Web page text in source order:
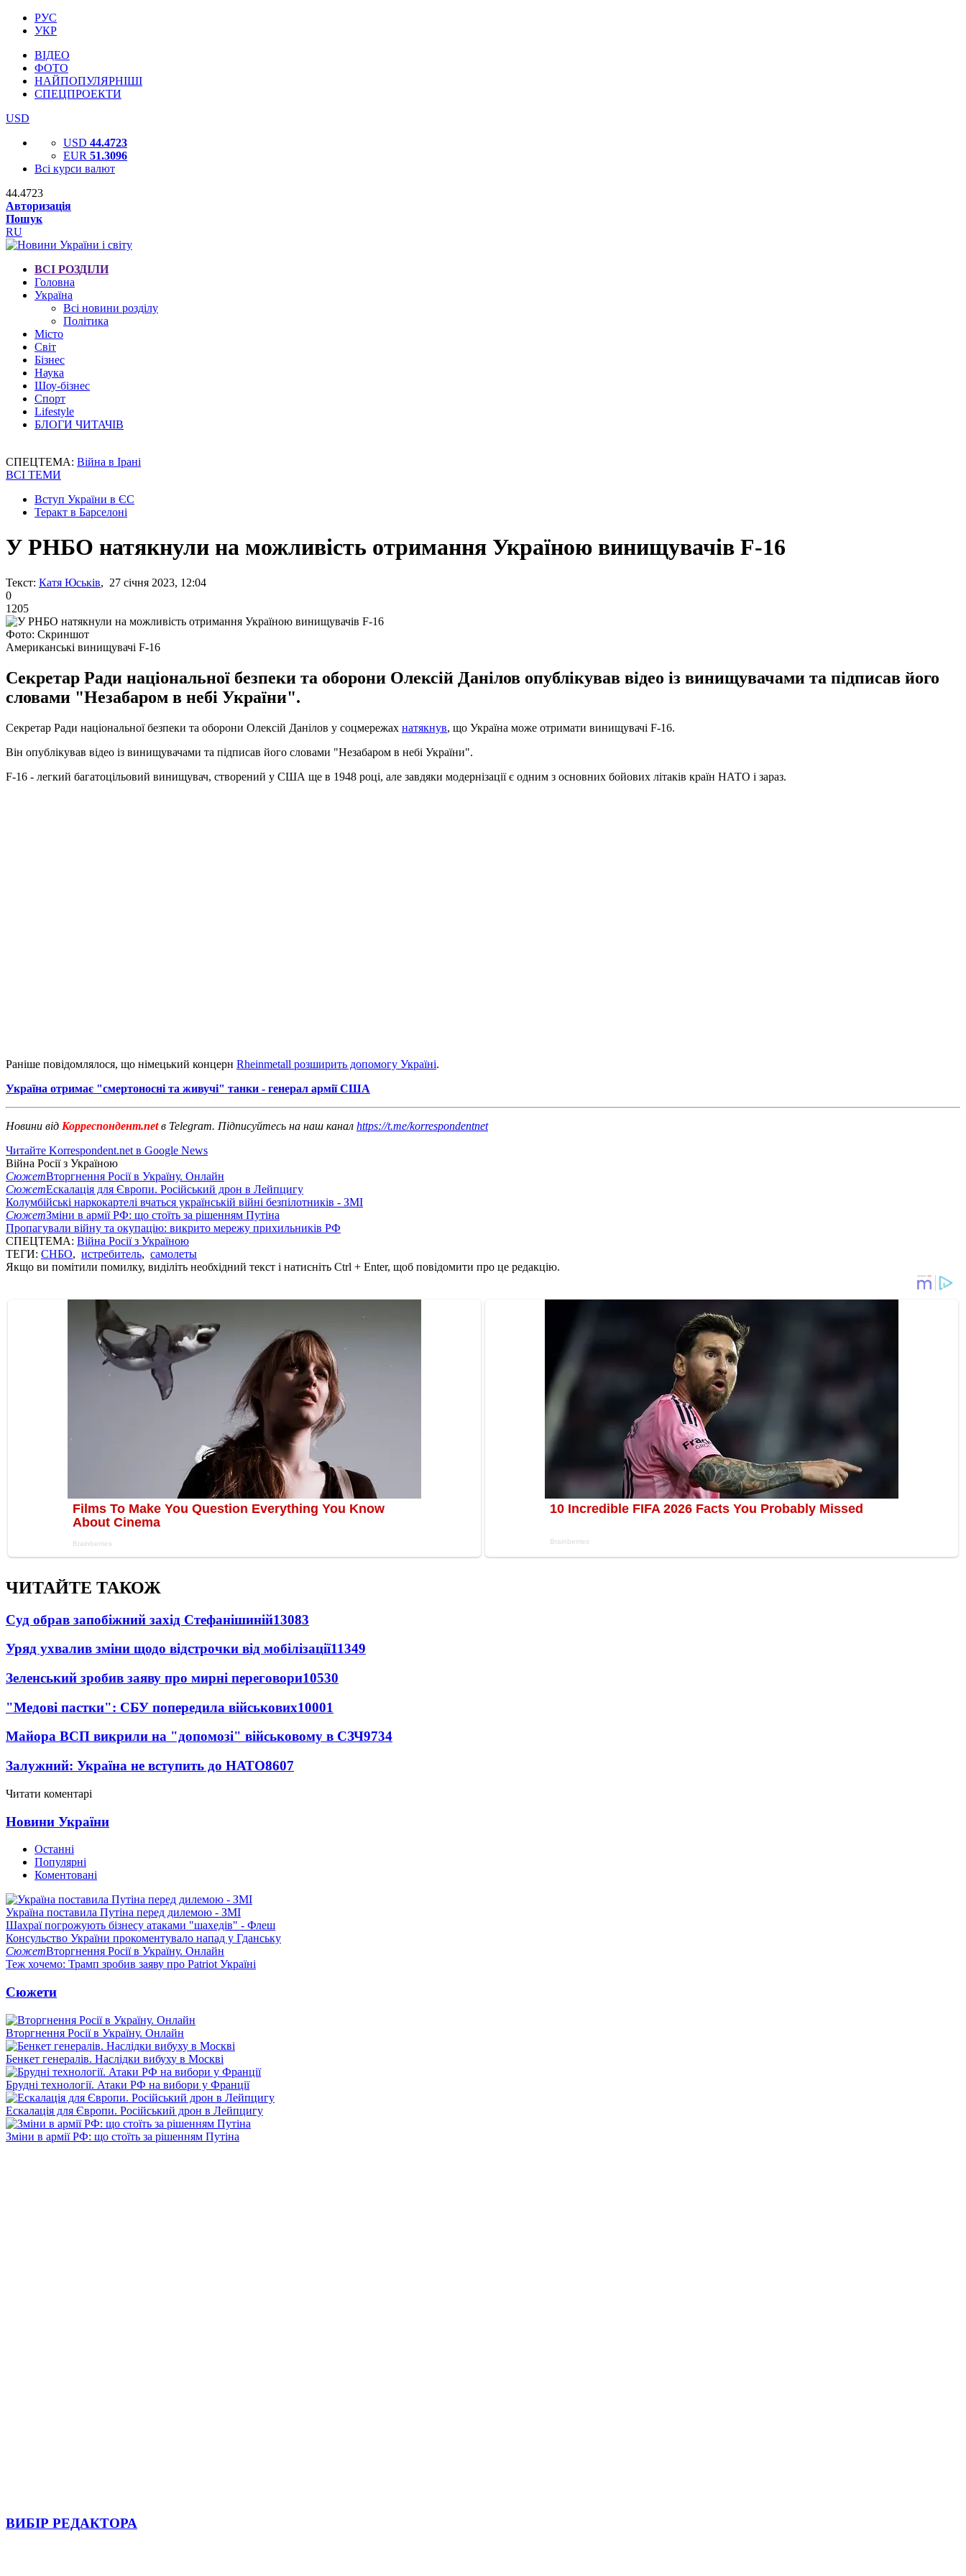
РУС
УКР
ВІДЕО
ФОТО
НАЙПОПУЛЯРНІШІ
СПЕЦПРОЕКТИ
USD
USD 44.4723
EUR 51.3096
Всі курси валют
44.4723
Авторизація
Пошук
RU
ВСІ РОЗДІЛИ
Головна
Україна
Всі новини розділу
Політика
Місто
Світ
Бізнес
Наука
Шоу-бізнес
Спорт
Lifestyle
БЛОГИ ЧИТАЧІВ
СПЕЦТЕМА: Війна в Ірані
ВСІ ТЕМИ
Вступ України в ЄС
Теракт в Барселоні
У РНБО натякнули на можливість отримання Україною винищувачів F-16
Текст: Катя Юськів, 27 січня 2023, 12:04
0
1205
Фото: Скриншот
Американські винищувачі F-16
Секретар Ради національної безпеки та оборони Олексій Данілов опублікував відео із винищувачами та підписав його
словами "Незабаром в небі України".
Секретар Ради національної безпеки та оборони Олексій Данілов у соцмережах натякнув, що Україна може отримати винищувачі F-16.
Він опублікував відео із винищувачами та підписав його словами "Незабаром в небі України".
F-16 - легкий багатоцільовий винищувач, створений у США ще в 1948 році, але завдяки модернізації є одним з основних бойових літаків країн НАТО і зараз.
Раніше повідомлялося, що німецький концерн Rheinmetall розширить допомогу Україні.
Україна отримає "смертоносні та живучі" танки - генерал армії США
Новини від Корреспондент.netв Telegram. Підписуйтесь на наш канал https://t.me/korrespondentnet
Читайте Korrespondent.net в Google News
Війна Росії з Україною
СюжетВторгнення Росії в Україну. Онлайн
СюжетЕскалація для Європи. Російський дрон в Лейпцигу
Колумбійські наркокартелі вчаться українській війні безпілотників - ЗМІ
СюжетЗміни в армії РФ: що стоїть за рішенням Путіна
Пропагували війну та окупацію: викрито мережу прихильників РФ
СПЕЦТЕМА: Війна Росії з Україною
ТЕГИ: СНБО, истребитель, самолеты
Якщо ви помітили помилку, виділіть необхідний текст і натисніть Ctrl + Enter, щоб повідомити про це редакцію.
ЧИТАЙТЕ ТАКОЖ
Суд обрав запобіжний захід Стефанішиній13083
Уряд ухвалив зміни щодо відстрочки від мобілізації11349
Зеленський зробив заяву про мирні переговори10530
"Медові пастки": СБУ попередила військових10001
Майора ВСП викрили на "допомозі" військовому в СЗЧ9734
Залужний: Україна не вступить до НАТО8607
Читати коментарі
Новини України
Останні
Популярні
Коментовані
Україна поставила Путіна перед дилемою - ЗМІ
Шахраї погрожують бізнесу атаками "шахедів" - Флеш
Консульство України прокоментувало напад у Гданську
СюжетВторгнення Росії в Україну. Онлайн
Теж хочемо: Трамп зробив заяву про Patriot Україні
Сюжети
Вторгнення Росії в Україну. Онлайн
Бенкет генералів. Наслідки вибуху в Москві
Брудні технології. Атаки РФ на вибори у Франції
Ескалація для Європи. Російський дрон в Лейпцигу
Зміни в армії РФ: що стоїть за рішенням Путіна
ВИБІР РЕДАКТОРА